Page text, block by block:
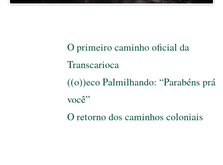
O primeiro caminho oficial da
Transcarioca
((o))eco Palmilhando: “Parabéns prá
você”
O retorno dos caminhos coloniais